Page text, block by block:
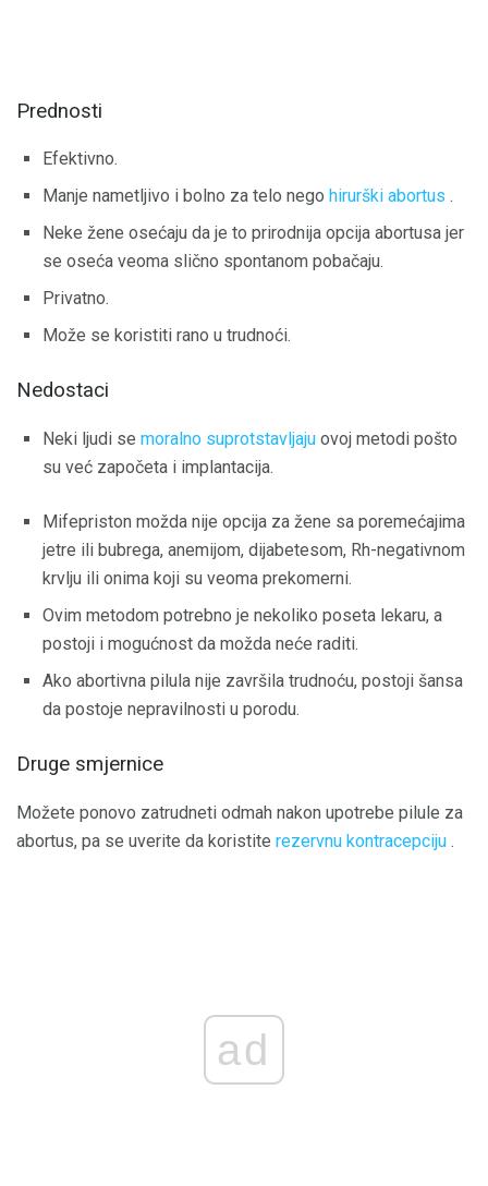
Prednosti
Efektivno.
Manje nametljivo i bolno za telo nego hirurški abortus .
Neke žene osećaju da je to prirodnija opcija abortusa jer
se oseća veoma slično spontanom pobačaju.
Privatno.
Može se koristiti rano u trudnoći.
Nedostaci
Neki ljudi se moralno suprotstavljaju ovoj metodi pošto
su već započeta i implantacija.
Mifepriston možda nije opcija za žene sa poremećajima
jetre ili bubrega, anemijom, dijabetesom, Rh-negativnom
krvlju ili onima koji su veoma prekomerni.
Ovim metodom potrebno je nekoliko poseta lekaru, a
postoji i mogućnost da možda neće raditi.
Ako abortivna pilula nije završila trudnoću, postoji šansa
da postoje nepravilnosti u porodu.
Druge smjernice
Možete ponovo zatrudneti odmah nakon upotrebe pilule za
abortus, pa se uverite da koristite rezervnu kontracepciju .
ad